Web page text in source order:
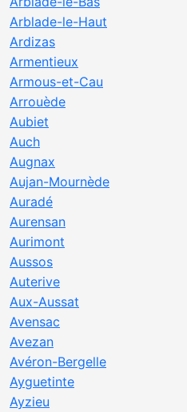
Arblade-le-Haut
Ardizas
Armentieux
Armous-et-Cau
Arrouède
Aubiet
Auch
Augnax
Aujan-Mournède
Auradé
Aurensan
Aurimont
Aussos
Auterive
Aux-Aussat
Avensac
Avezan
Avéron-Bergelle
Ayguetinte
Ayzieu